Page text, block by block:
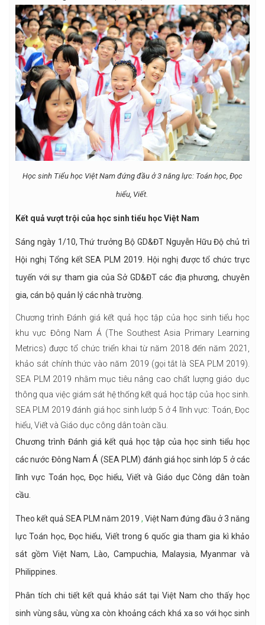
Học sinh Tiểu học Việt Nam đứng đầu ở 3 năng lực: Toán học, Đọc
hiểu, Viết.
Kết quả vượt trội của học sinh tiểu học Việt Nam
Sáng ngày 1/10, Thứ trưởng Bộ GD&ĐT Nguyễn Hữu Độ chủ trì
Hội nghị Tổng kết SEA PLM 2019. Hội nghị được tổ chức trực
tuyến với sự tham gia của Sở GD&ĐT các địa phương, chuyên
gia, cán bộ quản lý các nhà trường.
Chương trình Đánh giá kết quả học tập của học sinh tiểu học
khu vực Đông Nam Á (The Southest Asia Primary Learning
Metrics) được tổ chức triển khai từ năm 2018 đến năm 2021,
khảo sát chính thức vào năm 2019 (gọi tắt là SEA PLM 2019).
SEA PLM 2019 nhằm mục tiêu nâng cao chất lượng giáo dục
thông qua việc giám sát hệ thống kết quả học tập của học sinh.
SEA PLM 2019 đánh giá học sinh lướp 5 ở 4 lĩnh vực: Toán, Đọc
hiểu, Viết và Giáo dục công dân toàn cầu.
Chương trình Đánh giá kết quả học tập của học sinh tiểu học
các nước Đông Nam Á (SEA PLM) đánh giá học sinh lớp 5 ở các
lĩnh vực Toán học, Đọc hiểu, Viết và Giáo dục Công dân toàn
cầu.
Theo kết quả SEA PLM năm 2019 , Việt Nam đứng đầu ở 3 năng
lực Toán học, Đọc hiểu, Viết trong 6 quốc gia tham gia kì khảo
sát gồm Việt Nam, Lào, Campuchia, Malaysia, Myanmar và
Philippines.
Phân tích chi tiết kết quả khảo sát tại Việt Nam cho thấy học
sinh vùng sâu, vùng xa còn khoảng cách khá xa so với học sinh